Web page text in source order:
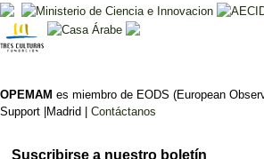
OPEMAM es miembro de EODS (European
Support |Madrid | Contáctanos
Suscribirse a nuestro boletín